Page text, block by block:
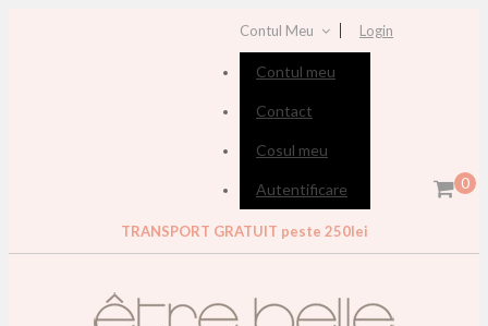
Contul Meu
Contul meu
Contact
Cosul meu
Autentificare
Login
TRANSPORT GRATUIT peste 250lei
0